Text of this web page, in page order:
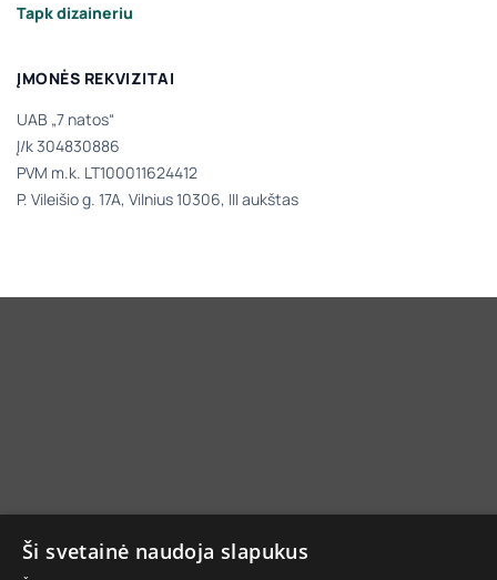
Tapk dizaineriu
ĮMONĖS REKVIZITAI
UAB „7 natos“
Į/k 304830886
PVM m.k. LT100011624412
P. Vileišio g. 17A, Vilnius 10306, III aukštas
Ši svetainė naudoja slapukus